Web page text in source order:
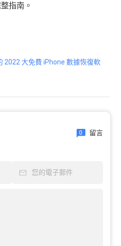
指南。
2022 大免費 iPhone 數據恢復軟
0 留言